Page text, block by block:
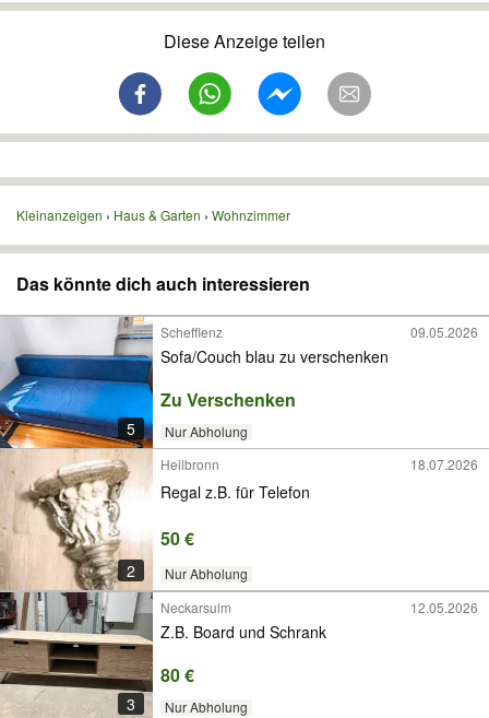
Diese Anzeige teilen
Kleinanzeigen Haus & Garten Wohnzimmer
Das könnte dich auch interessieren
5
Schefflenz 09.05.2026
Sofa/Couch blau zu verschenken
Zu Verschenken
Nur Abholung
2
Heilbronn 18.07.2026
Regal z.B. für Telefon
50 €
Nur Abholung
3
Neckarsulm 12.05.2026
Z.B. Board und Schrank
80 €
Nur Abholung